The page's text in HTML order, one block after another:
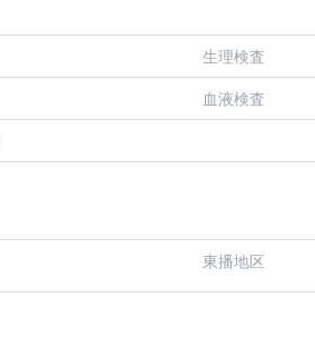
生理検査
血液検査
東播地区